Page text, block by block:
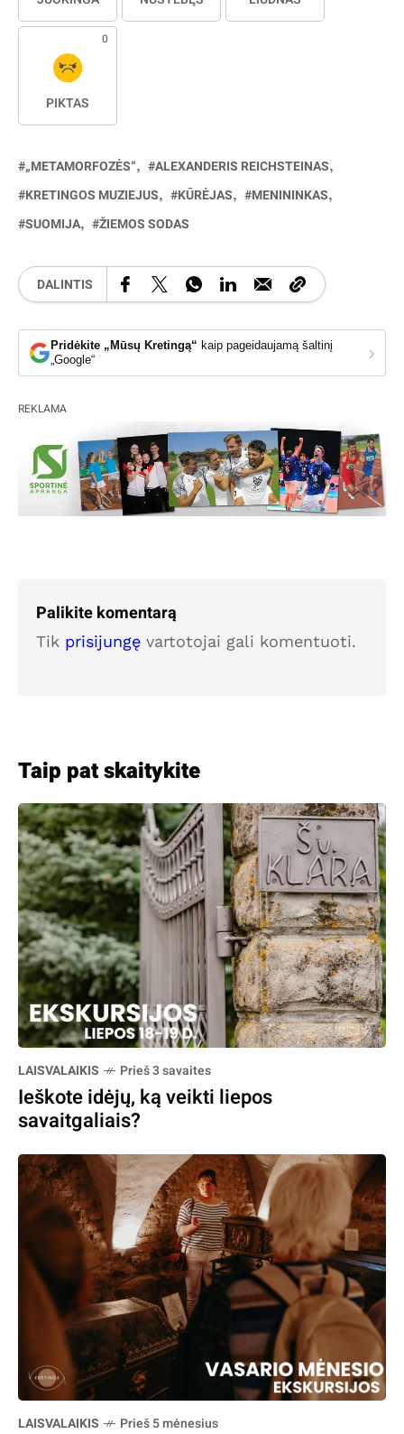
0
PIKTAS
„METAMORFOZĖS“
ALEXANDERIS REICHSTEINAS
KRETINGOS MUZIEJUS
KŪRĖJAS
MENININKAS
SUOMIJA
ŽIEMOS SODAS
DALINTIS
Pridėkite „Mūsų Kretingą“ kaip pageidaujamą šaltinį
„Google“
›
REKLAMA
Palikite komentarą
Tik prisijungę vartotojai gali komentuoti.
Taip pat skaitykite
LAISVALAIKIS Prieš 3 savaites
Ieškote idėjų, ką veikti liepos
savaitgaliais?
LAISVALAIKIS Prieš 5 mėnesius